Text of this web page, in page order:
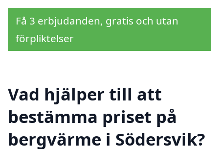
Få 3 erbjudanden, gratis och utan
förpliktelser
Vad hjälper till att
bestämma priset på
bergvärme i Södersvik?